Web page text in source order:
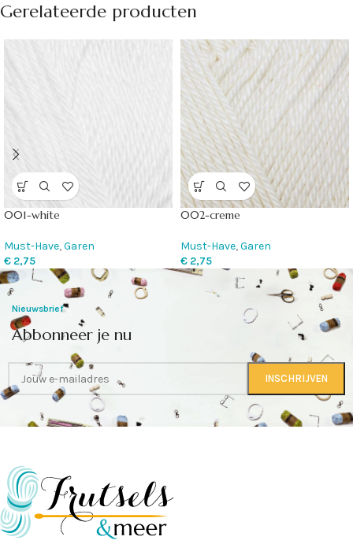
Gerelateerde producten
001-white
Must-Have,Garen
€ 2,75
002-creme
Must-Have,Garen
€ 2,75
Nieuwsbrief
Abbonneer je nu